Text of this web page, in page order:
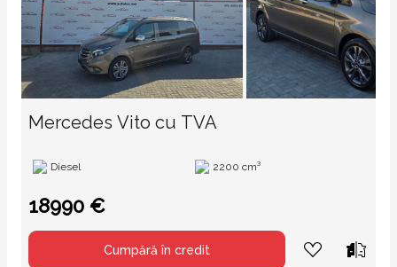
Mercedes Vito cu TVA
Diesel 2200 cm³
18990 €
Cumpără în credit